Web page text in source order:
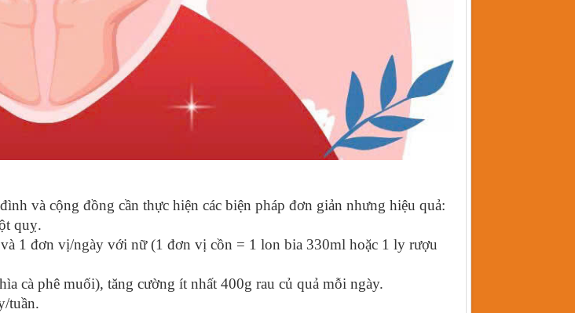
và cộng đồng cần thực hiện các biện pháp đơn giản nhưng hiệu quả:
quỵ.
1 đơn vị/ngày với nữ (1 đơn vị cồn = 1 lon bia 330ml hoặc 1 ly rượu
cà phê muối), tăng cường ít nhất 400g rau củ quả mỗi ngày.
tuần.